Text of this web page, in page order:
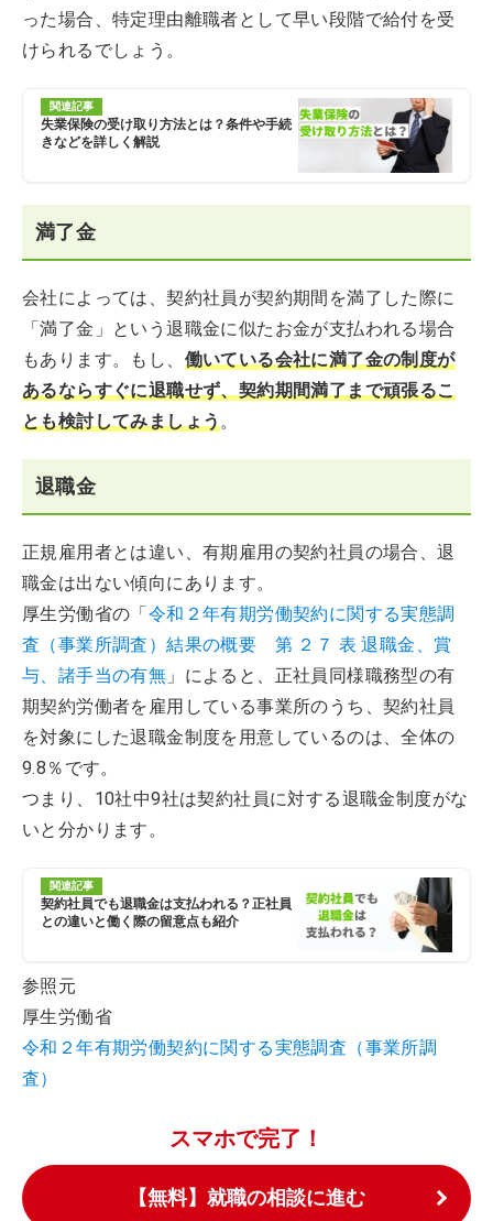
った場合、特定理由離職者として早い段階で給付を受
けられるでしょう。
関連記事
失業保険の受け取り方法とは？条件や手続
きなどを詳しく解説
満了金
会社によっては、契約社員が契約期間を満了した際に
「満了金」という退職金に似たお金が支払われる場合
もあります。もし、 働いている会社に満了金の制度が
あるならすぐに退職せず、契約期間満了まで頑張るこ
とも検討してみましょう。
退職金
正規雇用者とは違い、有期雇用の契約社員の場合、退
職金は出ない傾向にあります。
厚生労働省の「令和２年有期労働契約に関する実態調
査（事業所調査）結果の概要 第 ２７ 表 退職金、賞
与、諸手当の有無 」によると、正社員同様職務型の有
期契約労働者を雇用している事業所のうち、契約社員
を対象にした退職金制度を用意しているのは、全体の
9.8％です。
つまり、10社中9社は契約社員に対する退職金制度がな
いと分かります。
関連記事
契約社員でも退職金は支払われる？正社員
との違いと働く際の留意点も紹介
参照元
厚生労働省
令和２年有期労働契約に関する実態調査（事業所調
査）
スマホで完了！
【無料】就職の相談に進む